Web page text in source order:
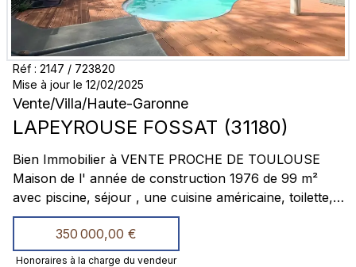
Réf : 2147 / 723820
Mise à jour le 12/02/2025
Vente/Villa/Haute-Garonne
LAPEYROUSE FOSSAT (31180)
Bien Immobilier à VENTE PROCHE DE TOULOUSE
Maison de l' année de construction 1976 de 99 m²
avec piscine, séjour , une cuisine américaine, toilette,
salle de bain avec douche , 5 places de parking dont
fenêtres double vitrage, comble moins de 15 ans très
350 000,00 €
Honoraires à la charge du vendeur